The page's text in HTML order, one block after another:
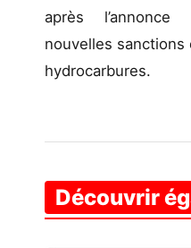
après
nouvelles sanctions
hydrocarbures.
Découvrir